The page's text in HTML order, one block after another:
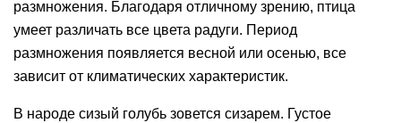
размножения. Благодаря отличному зрению, птица
умеет различать все цвета радуги. Период
размножения появляется весной или осенью, все
зависит от климатических характеристик.
В народе сизый голубь зовется сизарем. Густое